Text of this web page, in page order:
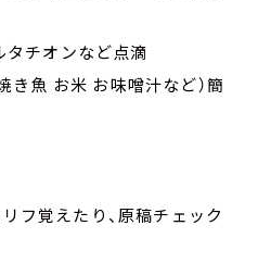
タチオンなど点滴
き魚 お米 お味噌汁など）簡
フ覚えたり、原稿チェック